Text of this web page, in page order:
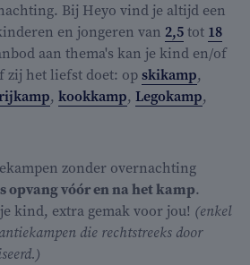
Bij Heyo vind je altijd een
en jongeren van 2,5tot 18
aan thema's kan je kind en/of
zij het liefst doet: opskikamp,
, kookkamp, Legokamp,
zonder overnachting
opvang vóór en na het kamp.
kind, extra gemak voor jou! (enkel
die rechtstreeks door